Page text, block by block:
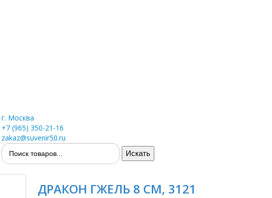
г. Москва
+7 (965) 350-21-16
zakaz@suvenir50.ru
ДРАКОН ГЖЕЛЬ 8 СМ, 3121